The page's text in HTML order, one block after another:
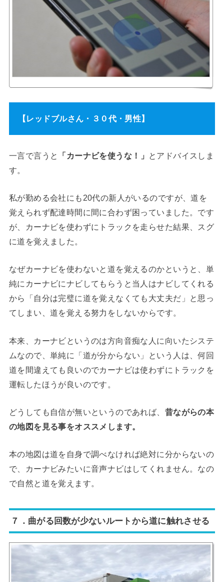
【レッドブルさん・３０代・男性】
一言で言うと 「カーナビを使うな！」
とアドバイスしま
す。
私が勤める会社にも20代の新人がいるのですが、道を
覚えられず配達時間に間に合わず困っていました。です
が、カーナビを使わずにトラックを走らせた結果、スグ
に道を覚えました。
なぜカーナビを使わないと道を覚えるのかというと、単
純にカーナビにナビしてもらうと当人はナビしてくれる
から「自分は完璧に道を覚えなくても大丈夫だ」と思っ
てしまい、道を覚える努力をしないからです。
本来、カーナビというのは方向音痴な人に向いたシステ
ムなので、単純に「道が分からない」という人は、何回
道を間違えても良いのでカーナビは使わずにトラックを
運転したほうが良いのです。
どうしても自信が無いというのであれば、 昔ながらの本
の地図を見る事をオススメします。
本の地図は道を自身で調べなければ絶対に分からないの
で、カーナビみたいに音声ナビはしてくれません。なの
で自然と道を覚えます。
７．曲がる回数が少ないルートから道に触れさせる